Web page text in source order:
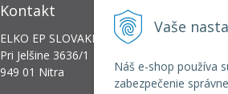
Vaše
Náš e-shop používa
zabezpečenie
Kontakt
ELKO EP SLOVAKIA, s.r.o.
Pri Jelšine 3636/1
949 01 Nitra